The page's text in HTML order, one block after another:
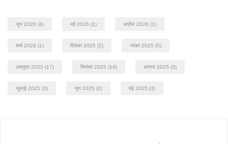
जून 2026 (4) मई 2026 (1) अप्रैल 2026 (1)
मार्च 2026 (1) दिसंबर 2025 (2) नवंबर 2025 (5)
अक्तूबर 2025 (17) सितंबर 2025 (19) अगस्त 2025 (3)
जुलाई 2025 (3) जून 2025 (2) मई 2025 (3)